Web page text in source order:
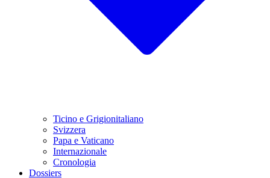
Ticino e Grigionitaliano
Svizzera
Papa e Vaticano
Internazionale
Cronologia
Dossiers